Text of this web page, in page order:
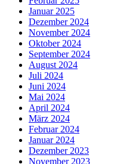
Januar 2025
Dezember 2024
November 2024
Oktober 2024
September 2024
August 2024
Juli 2024
Juni 2024
Mai 2024
April 2024
März 2024
Februar 2024
Januar 2024
Dezember 2023
November 2023